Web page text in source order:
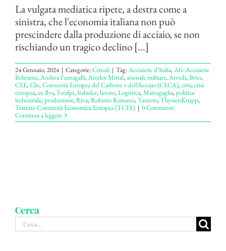
La vulgata mediatica ripete, a destra come a
sinistra, che l'economia italiana non può
prescindere dalla produzione di acciaio, se non
rischiando un tragico declino [...]
24 Gennaio, 2024 | Categorie:Crinali | Tag:Acciaierie d’Italia,Afv-Acciaierie
Beltrame,Andrea Fumagalli,Arcelor Mittal,arsenale militare,Arvedi,Brics,
CEE,Cln,Comunità Europea del Carbone e dell’Acciaio (CECA),crisi,crisi
europea,ex Ilva,Feralpi,Italsider,lavoro,Logistica,Marcegaglia,politica
industriale,produzione,Riva,Roberto Romano,Taranto,ThyssenKrupp,
Trattato Comunità Economica Europea (TCEE) | 0 Commenti
Continua a leggere
Cerca
Cerca
per: